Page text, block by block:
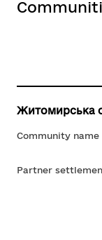
Житомирська
Community name
Partner